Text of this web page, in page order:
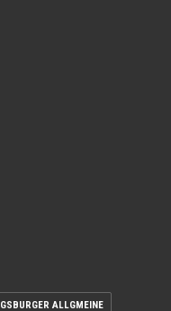
ALLGMEINE